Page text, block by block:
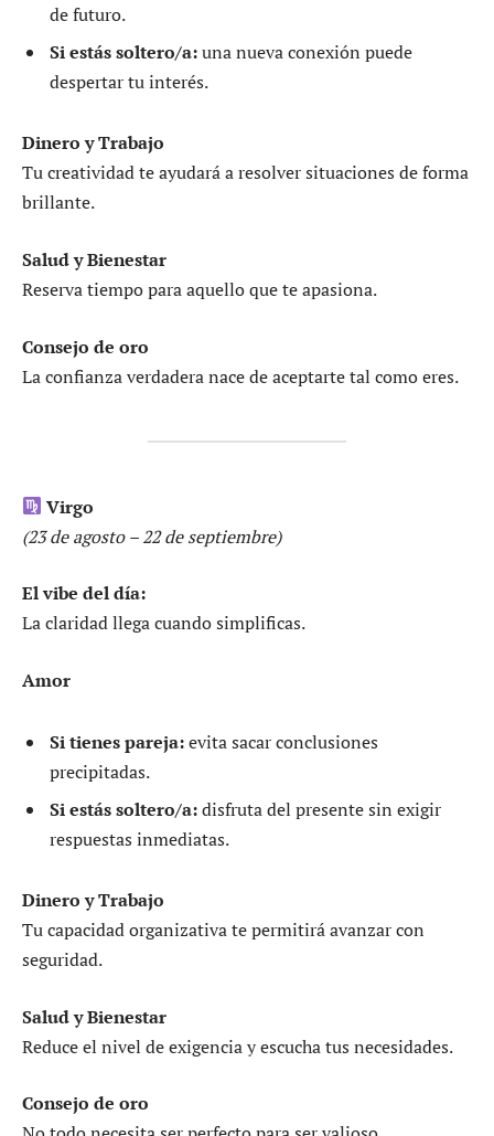
de futuro.
Si estás soltero/a:una nueva conexión puede
despertar tu interés.
Dinero y Trabajo
Tu creatividad te ayudará a resolver situaciones de forma
brillante.
Salud y Bienestar
Reserva tiempo para aquello que te apasiona.
Consejo de oro
La confianza verdadera nace de aceptarte tal como eres.
Virgo
(23 de agosto – 22 de septiembre)
El vibe del día:
La claridad llega cuando simplificas.
Amor
Si tienes pareja:evita sacar conclusiones
precipitadas.
Si estás soltero/a:disfruta del presente sin exigir
respuestas inmediatas.
Dinero y Trabajo
Tu capacidad organizativa te permitirá avanzar con
seguridad.
Salud y Bienestar
Reduce el nivel de exigencia y escucha tus necesidades.
Consejo de oro